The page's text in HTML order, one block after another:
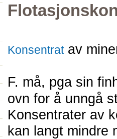
Konsentratav
F. må, pga sin
ovn for å unngå
Konsentrater av
kan langt mindre